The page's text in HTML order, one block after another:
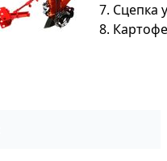
7. Сцепка
8.